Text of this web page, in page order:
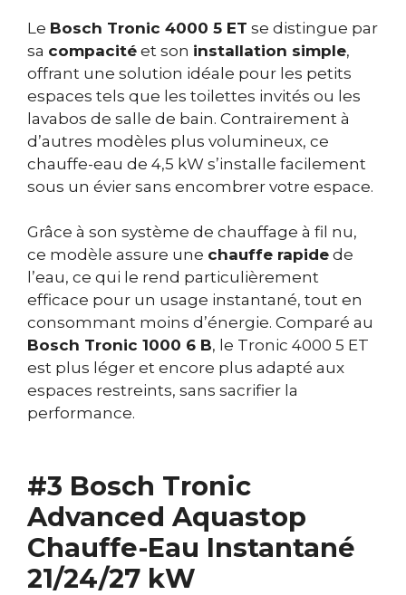
Le Bosch Tronic 4000 5 ET se distingue par
sa compacité et son installation simple,
offrant une solution idéale pour les petits
espaces tels que les toilettes invités ou les
lavabos de salle de bain. Contrairement à
d’autres modèles plus volumineux, ce
chauffe-eau de 4,5 kW s’installe facilement
sous un évier sans encombrer votre espace.
Grâce à son système de chauffage à fil nu,
ce modèle assure une chauffe rapide de
l’eau, ce qui le rend particulièrement
efficace pour un usage instantané, tout en
consommant moins d’énergie. Comparé au
Bosch Tronic 1000 6 B, le Tronic 4000 5 ET
est plus léger et encore plus adapté aux
espaces restreints, sans sacrifier la
performance.
#3 Bosch Tronic
Advanced Aquastop
Chauffe-Eau Instantané
21/24/27 kW